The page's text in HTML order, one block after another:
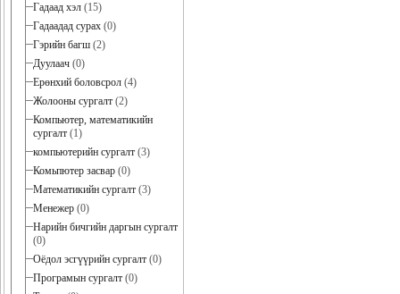
Гадаад хэл (15)
Гадаадад сурах (0)
Гэрийн багш (2)
Дуулаач (0)
Ерөнхий боловсрол (4)
Жолооны сургалт (2)
Компьютер, математикийн
сургалт (1)
компьютерийн сургалт (3)
Комьпютер засвар (0)
Математикийн сургалт (3)
Менежер (0)
Нарийн бичгийн даргын сургалт
(0)
Оёдол эсгүүрийн сургалт (0)
Програмын сургалт (0)